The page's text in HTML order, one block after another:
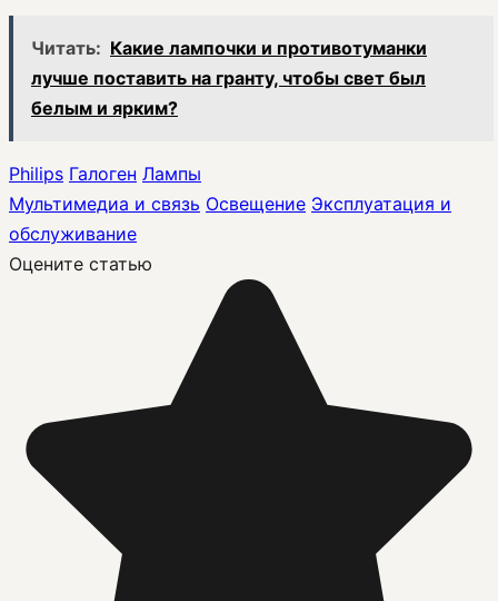
Читать: Какие лампочки и противотуманки
лучше поставить на гранту, чтобы свет был
белым и ярким?
Philips Галоген Лампы
Мультимедиа и связь Освещение Эксплуатация и
обслуживание
Оцените статью